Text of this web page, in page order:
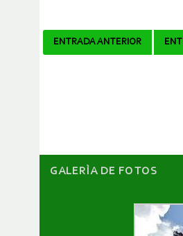
Navegador
ENTRADA ANTERIOR
GALERÌA DE FOTOS